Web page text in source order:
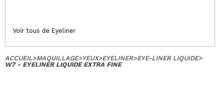
Voir tous de Eyeliner
ACCUEIL>MAQUILLAGE>YEUX>EYELINER>EYE-LINER LIQUIDE>
W7 - EYELINER LIQUIDE EXTRA FINE